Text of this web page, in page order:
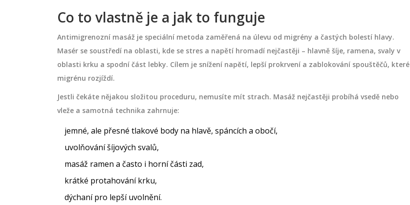
Co to vlastně je a jak to funguje
Antimigrenozní masáž je speciální metoda zaměřená na úlevu od migrény a častých bolestí hlavy.
Masér se soustředí na oblasti, kde se stres a napětí hromadí nejčastěji – hlavně šíje, ramena, svaly v
oblasti krku a spodní část lebky. Cílem je snížení napětí, lepší prokrvení a zablokování spouštěčů, které
migrénu rozjíždí.
Jestli čekáte nějakou složitou proceduru, nemusíte mít strach. Masáž nejčastěji probíhá vsedě nebo
vleže a samotná technika zahrnuje:
jemné, ale přesné tlakové body na hlavě, spáncích a obočí,
uvolňování šíjových svalů,
masáž ramen a často i horní části zad,
krátké protahování krku,
dýchaní pro lepší uvolnění.